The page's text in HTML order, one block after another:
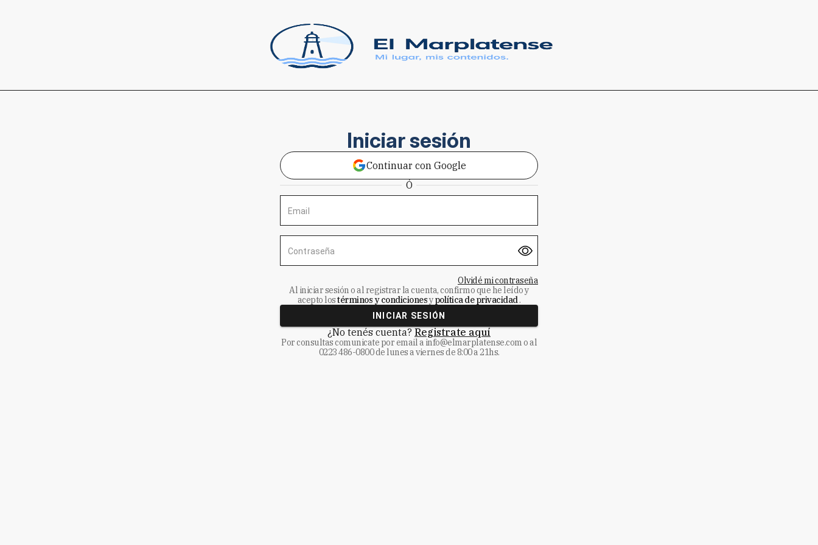
Iniciar sesión
Continuar con Google
Ó
Email
Contraseña
Olvidé mi contraseña
Al iniciar sesión o al registrar la cuenta, confirmo que he leído y
acepto lostérminos y condicionesypolítica de privacidad.
INICIAR SESIÓN
¿No tenés cuenta? Registrate aquí
Por consultas comunicate por email a info@elmarplatense.como al
0223 486-0800de lunes a viernes de 8:00 a 21hs.